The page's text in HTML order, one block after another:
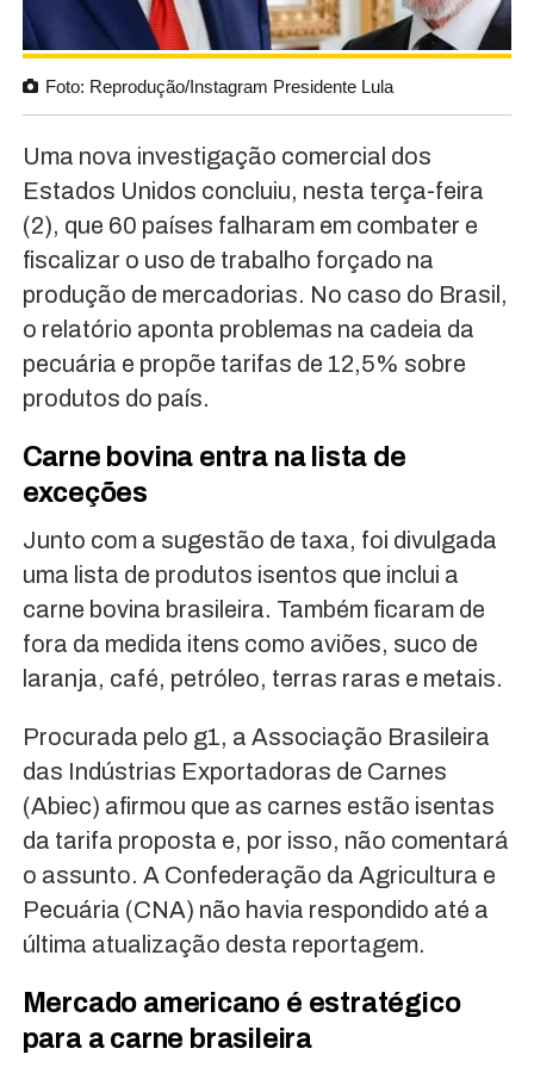
Foto: Reprodução/Instagram Presidente Lula
Uma nova investigação comercial dos
Estados Unidos concluiu, nesta terça-feira
(2), que 60 países falharam em combater e
fiscalizar o uso de trabalho forçado na
produção de mercadorias. No caso do Brasil,
o relatório aponta problemas na cadeia da
pecuária e propõe tarifas de 12,5% sobre
produtos do país.
Carne bovina entra na lista de
exceções
Junto com a sugestão de taxa, foi divulgada
uma lista de produtos isentos que inclui a
carne bovina brasileira. Também ficaram de
fora da medida itens como aviões, suco de
laranja, café, petróleo, terras raras e metais.
Procurada pelo g1, a Associação Brasileira
das Indústrias Exportadoras de Carnes
(Abiec) afirmou que as carnes estão isentas
da tarifa proposta e, por isso, não comentará
o assunto. A Confederação da Agricultura e
Pecuária (CNA) não havia respondido até a
última atualização desta reportagem.
Mercado americano é estratégico
para a carne brasileira